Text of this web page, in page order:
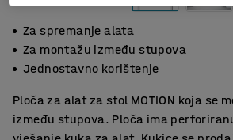
Za spremanje alata
Za montažu između stupova
Jednostavno korištenje
Ploča za alat za stol MOTION koja se
između stupova. Ploča ima